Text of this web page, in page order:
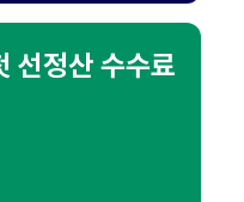
선정산 수수료